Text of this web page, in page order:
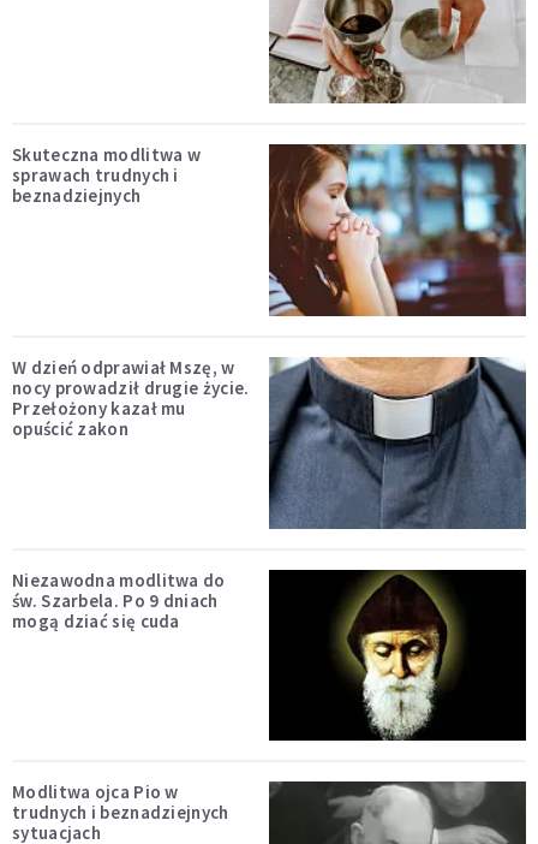
Skuteczna modlitwa w
sprawach trudnych i
beznadziejnych
W dzień odprawiał Mszę, w
nocy prowadził drugie życie.
Przełożony kazał mu
opuścić zakon
Niezawodna modlitwa do
św. Szarbela. Po 9 dniach
mogą dziać się cuda
Modlitwa ojca Pio w
trudnych i beznadziejnych
sytuacjach